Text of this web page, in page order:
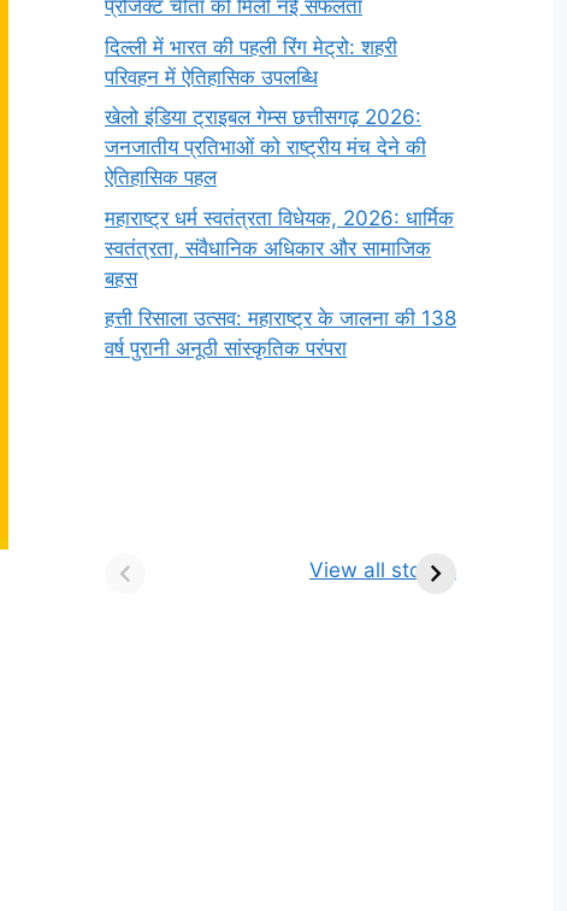
प्रोजेक्ट चीता को मिली नई सफलता
दिल्ली में भारत की पहली रिंग मेट्रो: शहरी
परिवहन में ऐतिहासिक उपलब्धि
खेलो इंडिया ट्राइबल गेम्स छत्तीसगढ़ 2026:
जनजातीय प्रतिभाओं को राष्ट्रीय मंच देने की
ऐतिहासिक पहल
महाराष्ट्र धर्म स्वतंत्रता विधेयक, 2026: धार्मिक
स्वतंत्रता, संवैधानिक अधिकार और सामाजिक
बहस
हत्ती रिसाला उत्सव: महाराष्ट्र के जालना की 138
वर्ष पुरानी अनूठी सांस्कृतिक परंपरा
View all stories
किसे कहते है? परिभाषा,
ज्योतिर्लिंग | नाम, स्थान एवं